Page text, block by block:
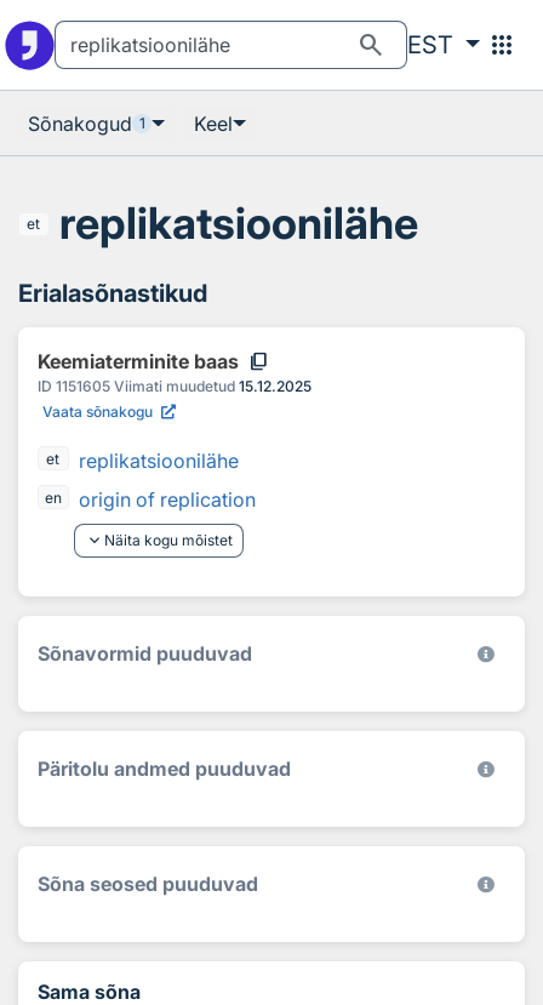
search EST apps
Sõnakogud 1 Keel
et replikatsioonilähe
Erialasõnastikud
Keemiaterminite baas content_copy
ID 1151605 Viimati muudetud 15.12.2025
Vaata sõnakogu
et replikatsioonilähe
en
origin of replication
keyboard_arrow_down Näita kogu mõistet
Sõnavormid puuduvad
Päritolu andmed puuduvad
Sõna seosed puuduvad
Sama sõna